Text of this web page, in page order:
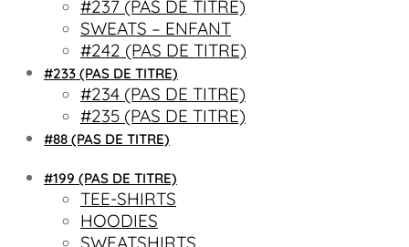
#237 (PAS DE TITRE)
SWEATS – ENFANT
#242 (PAS DE TITRE)
#233 (PAS DE TITRE)
#234 (PAS DE TITRE)
#235 (PAS DE TITRE)
#88 (PAS DE TITRE)
#199 (PAS DE TITRE)
TEE-SHIRTS
HOODIES
SWEATSHIRTS